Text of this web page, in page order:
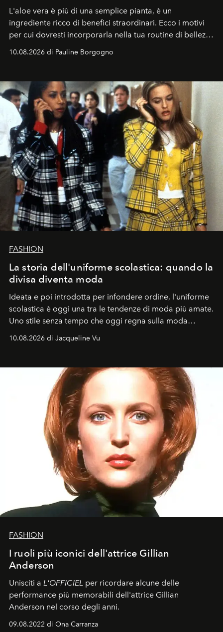
L'aloe vera è più di una semplice pianta, è un
ingrediente ricco di benefici straordinari. Ecco i motivi
per cui dovresti incorporarla nella tua routine di bellezza
e benessere.
10.08.2026 di Pauline Borgogno
FASHION
La storia dell'uniforme scolastica: quando la
divisa diventa moda
Ideata e poi introdotta per infondere ordine, l'uniforme
scolastica è oggi una tra le tendenze di moda più amate.
Uno stile senza tempo che oggi regna sulla moda
tradizionale e sulla cultura pop.
10.08.2026 di Jacqueline Vu
FASHION
I ruoli più iconici dell'attrice Gillian
Anderson
Unisciti a L'OFFICIEL per ricordare alcune delle
performance più memorabili dell'attrice Gillian
Anderson nel corso degli anni.
09.08.2022 di Ona Carranza